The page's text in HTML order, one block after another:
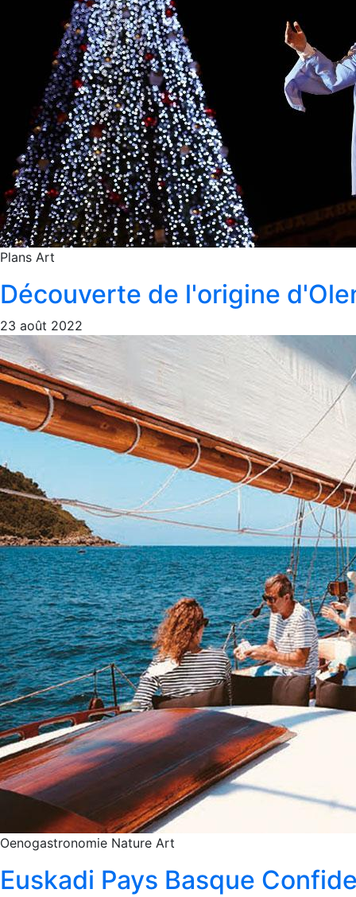
Plans Art
Découverte de l'origine
23 août 2022
Oenogastronomie Nature Art
Euskadi Pays Basque